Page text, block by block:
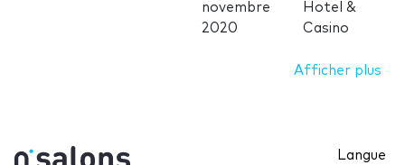
novembre
2020
Hotel &
Casino
Afficher plus
Langue